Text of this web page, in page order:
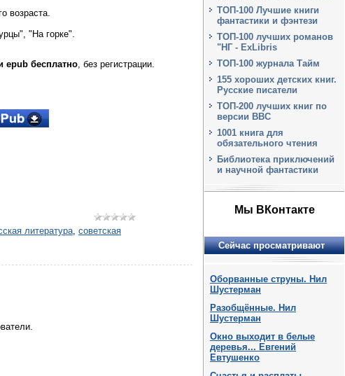
возраста.
"На горке".
epub бесплатно, без регистрации.
литература, советская
ТОП-100 Лучшие книги
фантастики и фэнтези
ТОП-100 лучших романов
"НГ - ExLibris
ТОП-100 журнала Тайм
155 хороших детских книг.
Русские писатели
ТОП-200 лучших книг по
версии BBC
1001 книга для
обязательного чтения
Библиотека приключений
и научной фантастики
Мы ВКонтакте
Сейчас просматривают
Оборванные струны. Нил
Шустерман
Разобщённые. Нил
Шустерман
Окно выходит в белые
деревья... Евгений
Евтушенко